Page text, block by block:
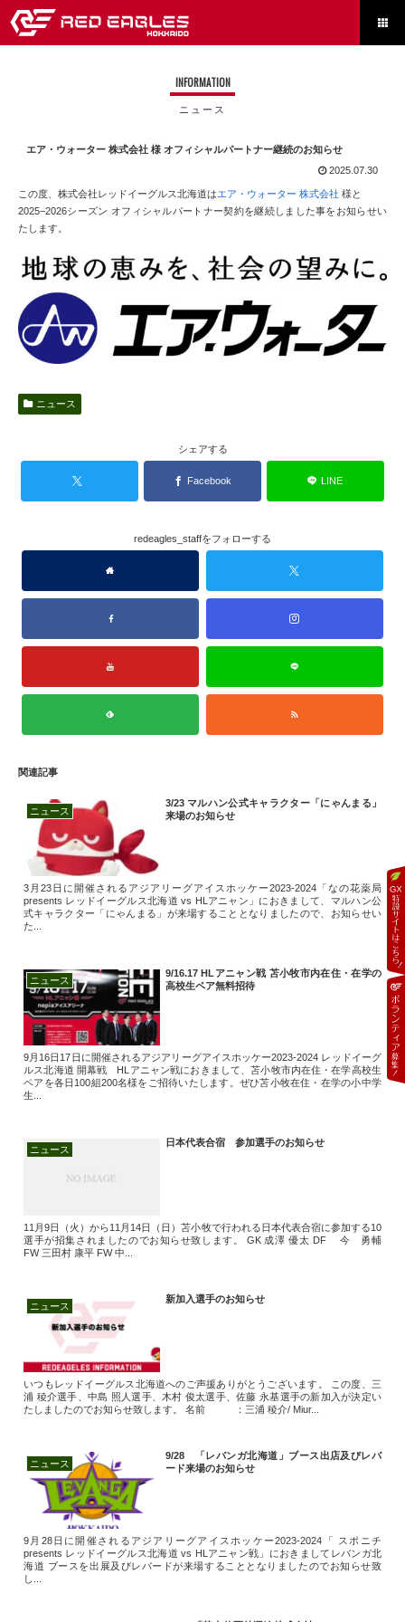

INFORMATION
ニュース
エア・ウォーター 株式会社 様 オフィシャルパートナー継続のお知らせ
2025.07.30
この度、株式会社レッドイーグルス北海道はエア・ウォーター 株式会社 様と
2025−2026シーズン オフィシャルパートナー契約を継続しました事をお知らせい
たします。
ニュース
シェアする
Facebook LINE
redeagles_staffをフォローする
関連記事
ニュース
3/23 マルハン公式キャラクター「にゃんまる」
来場のお知らせ
3月23日に開催されるアジアリーグアイスホッケー2023-2024「なの花薬局
presents レッドイーグルス北海道 vs HLアニャン」におきまして、マルハン公
式キャラクター「にゃんまる」が来場することとなりましたので、お知らせい
た...
ニュース
9/16.17 HLアニャン戦 苫小牧市内在住・在学の
高校生ペア無料招待
9月16日17日に開催されるアジアリーグアイスホッケー2023‐2024 レッドイーグ
ルス北海道 開幕戦 HLアニャン戦におきまして、苫小牧市内在住・在学高校生
ペアを各日100組200名様をご招待いたします。ぜひ苫小牧在住・在学の小中学
生...
ニュース
日本代表合宿 参加選手のお知らせ
11月9日（火）から11月14日（日）苫小牧で行われる日本代表合宿に参加する10
選手が招集されましたのでお知らせ致します。 GK 成澤 優太 DF 今 勇輔
FW 三田村 康平 FW 中...
ニュース
新加入選手のお知らせ
いつもレッドイーグルス北海道へのご声援ありがとうございます。 この度、三
浦 稜介選手、中島 照人選手、木村 俊太選手、佐藤 永基選手の新加入が決定い
たしましたのでお知らせ致します。 名前 ：三浦 稜介/ Miur...
ニュース
9/28 「レバンガ北海道」ブース出店及びレバ
ード来場のお知らせ
9月28日に開催されるアジアリーグアイスホッケー2023-2024「 スポニチ
presents レッドイーグルス北海道 vs HLアニャン戦」におきましてレバンガ北
海道 ブースを出展及びレバードが来場することとなりましたのでお知らせ致
し...